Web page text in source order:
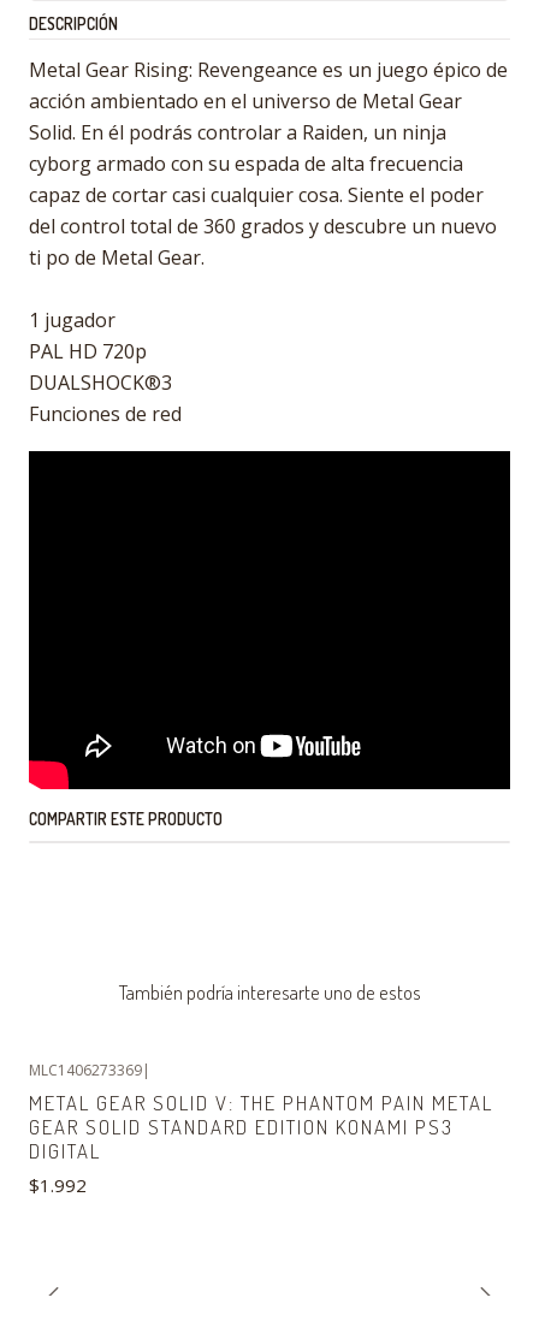
DESCRIPCIÓN
Metal Gear Rising: Revengeance es un juego épico de
acción ambientado en el universo de Metal Gear
Solid. En él podrás controlar a Raiden, un ninja
cyborg armado con su espada de alta frecuencia
capaz de cortar casi cualquier cosa. Siente el poder
del control total de 360 grados y descubre un nuevo
ti po de Metal Gear.
1 jugador
PAL HD 720p
DUALSHOCK®3
Funciones de red
COMPARTIR ESTE PRODUCTO
También podría interesarte uno de estos
MLC1406273369|
METAL GEAR SOLID V: THE PHANTOM PAIN METAL
GEAR SOLID STANDARD EDITION KONAMI PS3
DIGITAL
$1.992